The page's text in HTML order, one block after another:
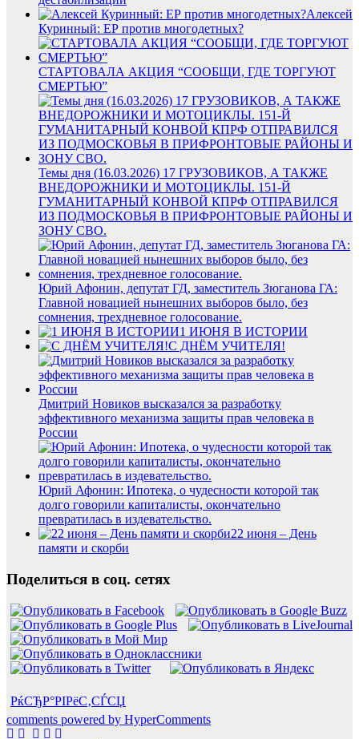
Алексей
Куринный: ЕР против многодетных?
СТАРТОВАЛА АКЦИЯ “СООБЩИ, ГДЕ ТОРГУЮТ
СМЕРТЬЮ”
Темы дня (16.03.2026) 17 ГРУЗОВИКОВ, А ТАКЖЕ
ВНЕДОРОЖНИКИ И МОТОЦИКЛЫ. 151-Й
ГУМАНИТАРНЫЙ КОНВОЙ КПРФ ОТПРАВИЛСЯ
ИЗ ПОДМОСКОВЬЯ В ПРИФРОНТОВЫЕ РАЙОНЫ И
ЗОНУ СВО.
Юрий Афонин, депутат ГД, заместитель Зюганова ГА:
Главной новацией нынешних выборов было, без
сомнения, трехдневное голосование.
1 ИЮНЯ В ИСТОРИИ
С ДНЁМ УЧИТЕЛЯ!
Дмитрий Новиков высказался за разработку
эффективного механизма защиты прав человека в
России
Юрий Афонин: Ипотека, о чудесности которой так
долго говорили капиталисты, окончательно
превратилась в издевательство.
22 июня – День
памяти и скорби
Поделиться в соц. сетях
РќСЂР°РІРёС‚СЃСЏ
comments powered by HyperComments